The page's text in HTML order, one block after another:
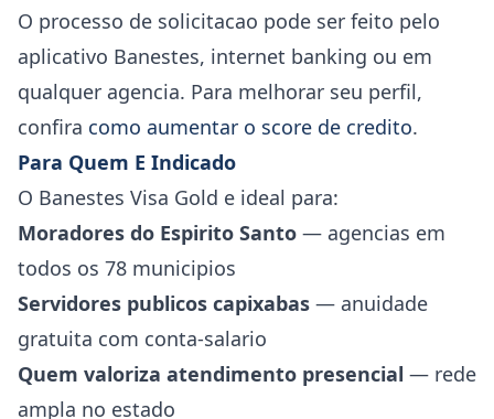
O processo de solicitacao pode ser feito pelo
aplicativo Banestes, internet banking ou em
qualquer agencia. Para melhorar seu perfil,
confira como aumentar o score de credito.
Para Quem E Indicado
O Banestes Visa Gold e ideal para:
Moradores do Espirito Santo — agencias em
todos os 78 municipios
Servidores publicos capixabas — anuidade
gratuita com conta-salario
Quem valoriza atendimento presencial — rede
ampla no estado